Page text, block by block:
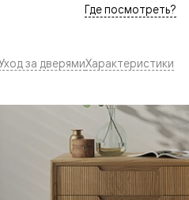
Где посмотреть?
за дверямиХарактеристики